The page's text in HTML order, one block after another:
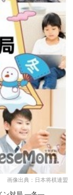
画像出典：日本将棋連盟